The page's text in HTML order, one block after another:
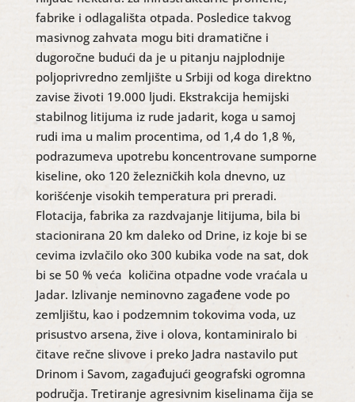
fabrike i odlagališta otpada. Posledice takvog
masivnog zahvata mogu biti dramatične i
dugoročne budući da je u pitanju najplodnije
poljoprivredno zemljište u Srbiji od koga direktno
zavise životi 19.000 ljudi. Ekstrakcija hemijski
stabilnog litijuma iz rude jadarit, koga u samoj
rudi ima u malim procentima, od 1,4 do 1,8 %,
podrazumeva upotrebu koncentrovane sumporne
kiseline, oko 120 železničkih kola dnevno, uz
korišćenje visokih temperatura pri preradi.
Flotacija, fabrika za razdvajanje litijuma, bila bi
stacionirana 20 km daleko od Drine, iz koje bi se
cevima izvlačilo oko 300 kubika vode na sat, dok
bi se 50 % veća količina otpadne vode vraćala u
Jadar. Izlivanje neminovno zagađene vode po
zemljištu, kao i podzemnim tokovima voda, uz
prisustvo arsena, žive i olova, kontaminiralo bi
čitave rečne slivove i preko Jadra nastavilo put
Drinom i Savom, zagađujući geografski ogromna
područja. Tretiranje agresivnim kiselinama čija se